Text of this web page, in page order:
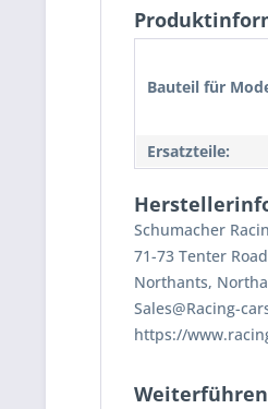
Bauteil für
Ersatzteile:
Schumacher
71-73 Tenter
Northants,
Sales@Racing-
https://